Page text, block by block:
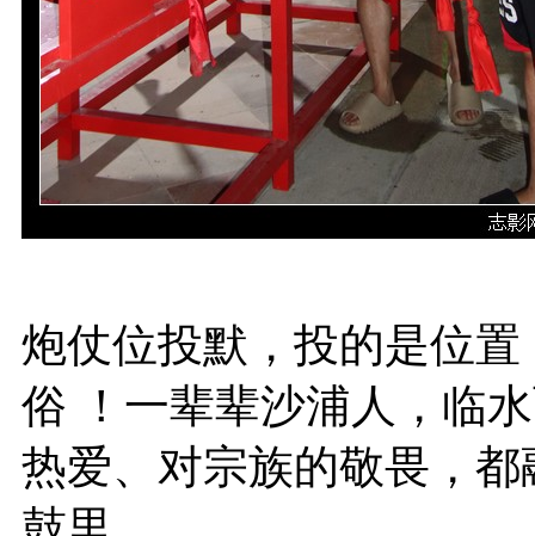
炮仗位投默，投的是位
俗 ！一辈辈沙浦人，临
热爱、对宗族的敬畏，